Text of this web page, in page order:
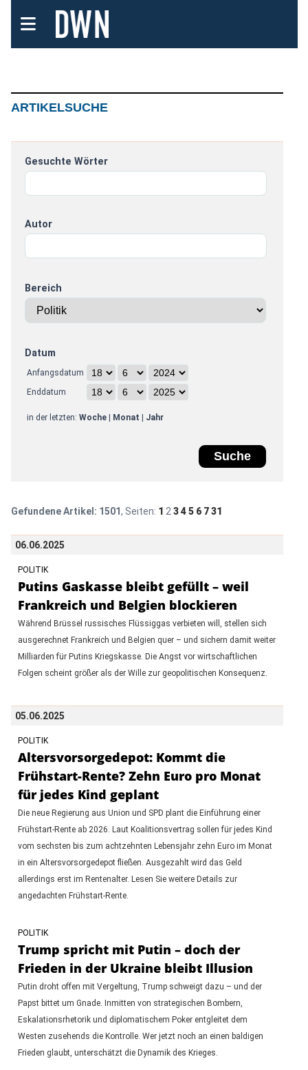
ARTIKELSUCHE
Gesuchte Wörter
Autor
Bereich
Datum
Anfangsdatum
Enddatum
in der letzten: Woche| Monat Jahr
Gefundene Artikel: 1501, Seiten: 1 2 3 4 5 6 7 31
06.06.2025
POLITIK
Putins Gaskasse bleibt gefüllt – weil
Frankreich und Belgien blockieren
Während Brüssel russisches Flüssiggas verbieten will, stellen sich
ausgerechnet Frankreich und Belgien quer – und sichern damit weiter
Milliarden für Putins Kriegskasse. Die Angst vor wirtschaftlichen
Folgen scheint größer als der Wille zur geopolitischen Konsequenz.
05.06.2025
POLITIK
Altersvorsorgedepot: Kommt die
Frühstart-Rente? Zehn Euro pro Monat
für jedes Kind geplant
Die neue Regierung aus Union und SPD plant die Einführung einer
Frühstart-Rente ab 2026. Laut Koalitionsvertrag sollen für jedes Kind
vom sechsten bis zum achtzehnten Lebensjahr zehn Euro im Monat
in ein Altersvorsorgedepot fließen. Ausgezahlt wird das Geld
allerdings erst im Rentenalter. Lesen Sie weitere Details zur
angedachten Frühstart-Rente.
POLITIK
Trump spricht mit Putin – doch der
Frieden in der Ukraine bleibt Illusion
Putin droht offen mit Vergeltung, Trump schweigt dazu – und der
Papst bittet um Gnade. Inmitten von strategischen Bombern,
Eskalationsrhetorik und diplomatischem Poker entgleitet dem
Westen zusehends die Kontrolle. Wer jetzt noch an einen baldigen
Frieden glaubt, unterschätzt die Dynamik des Krieges.